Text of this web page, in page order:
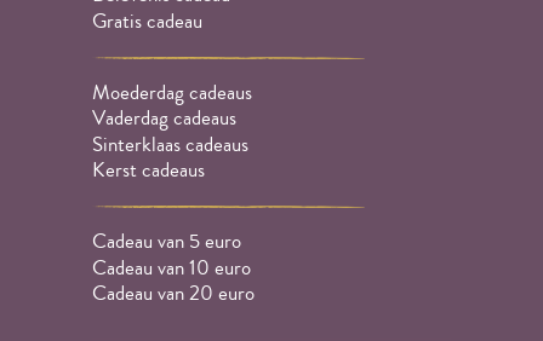
Gratis cadeau
Moederdag cadeaus
Vaderdag cadeaus
Sinterklaas cadeaus
Kerst cadeaus
Cadeau van 5 euro
Cadeau van 10 euro
Cadeau van 20 euro